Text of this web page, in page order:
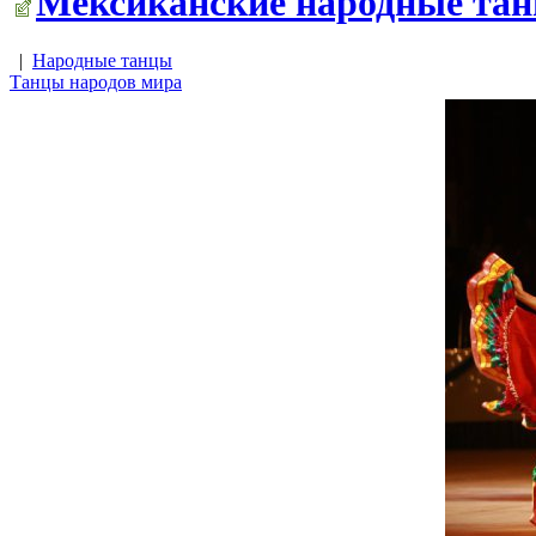
| Народные танцы
Танцы народов мира